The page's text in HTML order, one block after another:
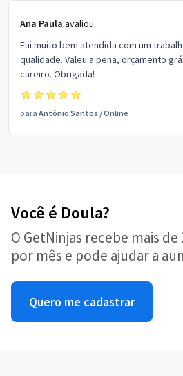
Ana Paula avaliou:
Fui muito bem atendida com um
qualidade. Valeu a pena, orçamento
careiro. Obrigada!
para Antônio Santos /Online
Você é Doula?
O GetNinjas recebe mais
por mês e pode ajudar a
Quero me cadastrar